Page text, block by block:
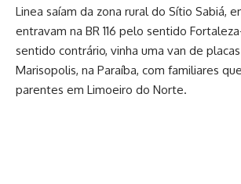
Linea saíam da zona rural do Sítio Sabiá,
entravam na BR 116 pelo sentido
sentido contrário, vinha uma van de
Marisopolis, na Paraíba, com familiares
parentes em Limoeiro do Norte.